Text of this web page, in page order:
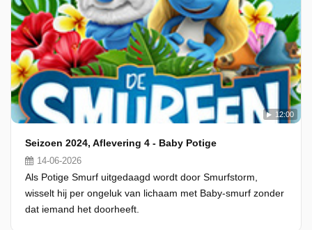
12:00
Seizoen 2024, Aflevering 4 - Baby Potige
14-06-2026
Als Potige Smurf uitgedaagd wordt door Smurfstorm,
wisselt hij per ongeluk van lichaam met Baby-smurf zonder
dat iemand het doorheeft.